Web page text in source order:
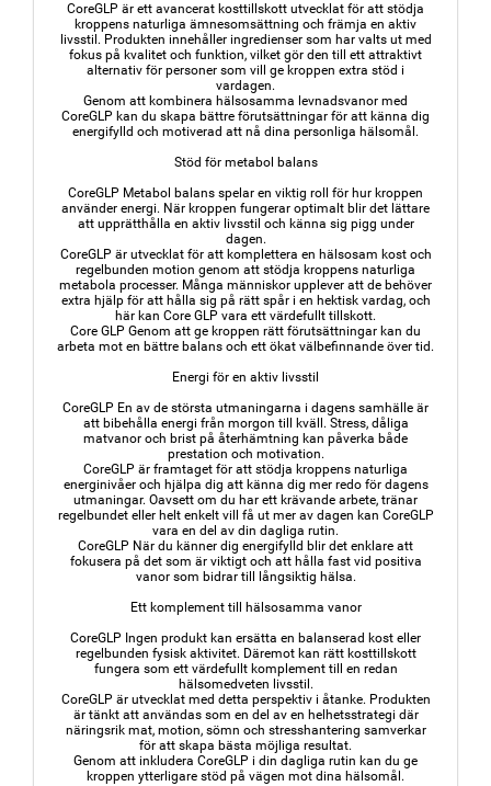
CoreGLP är ett avancerat kosttillskott utvecklat för att stödja
kroppens naturliga ämnesomsättning och främja en aktiv
livsstil. Produkten innehåller ingredienser som har valts ut med
fokus på kvalitet och funktion, vilket gör den till ett attraktivt
alternativ för personer som vill ge kroppen extra stöd i
vardagen.
Genom att kombinera hälsosamma levnadsvanor med
CoreGLP kan du skapa bättre förutsättningar för att känna dig
energifylld och motiverad att nå dina personliga hälsomål.
Stöd för metabol balans
CoreGLP Metabol balans spelar en viktig roll för hur kroppen
använder energi. När kroppen fungerar optimalt blir det lättare
att upprätthålla en aktiv livsstil och känna sig pigg under
dagen.
CoreGLP är utvecklat för att komplettera en hälsosam kost och
regelbunden motion genom att stödja kroppens naturliga
metabola processer. Många människor upplever att de behöver
extra hjälp för att hålla sig på rätt spår i en hektisk vardag, och
här kan Core GLP vara ett värdefullt tillskott.
Core GLP Genom att ge kroppen rätt förutsättningar kan du
arbeta mot en bättre balans och ett ökat välbefinnande över tid.
Energi för en aktiv livsstil
CoreGLP En av de största utmaningarna i dagens samhälle är
att bibehålla energi från morgon till kväll. Stress, dåliga
matvanor och brist på återhämtning kan påverka både
prestation och motivation.
CoreGLP är framtaget för att stödja kroppens naturliga
energinivåer och hjälpa dig att känna dig mer redo för dagens
utmaningar. Oavsett om du har ett krävande arbete, tränar
regelbundet eller helt enkelt vill få ut mer av dagen kan CoreGLP
vara en del av din dagliga rutin.
CoreGLP När du känner dig energifylld blir det enklare att
fokusera på det som är viktigt och att hålla fast vid positiva
vanor som bidrar till långsiktig hälsa.
Ett komplement till hälsosamma vanor
CoreGLP Ingen produkt kan ersätta en balanserad kost eller
regelbunden fysisk aktivitet. Däremot kan rätt kosttillskott
fungera som ett värdefullt komplement till en redan
hälsomedveten livsstil.
CoreGLP är utvecklat med detta perspektiv i åtanke. Produkten
är tänkt att användas som en del av en helhetsstrategi där
näringsrik mat, motion, sömn och stresshantering samverkar
för att skapa bästa möjliga resultat.
Genom att inkludera CoreGLP i din dagliga rutin kan du ge
kroppen ytterligare stöd på vägen mot dina hälsomål.